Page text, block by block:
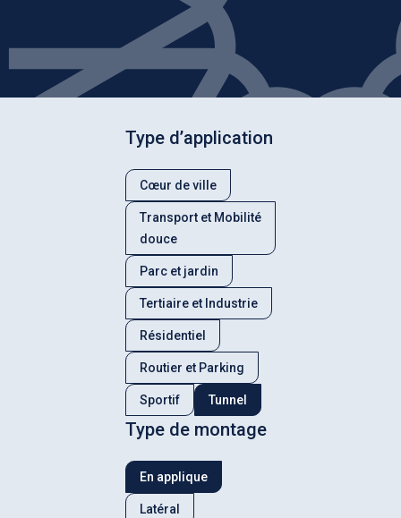
Type d’application
Cœur de ville
Transport et Mobilité
douce
Parc et jardin
Tertiaire et Industrie
Résidentiel
Routier et Parking
Sportif Tunnel
Type de montage
En applique
Latéral